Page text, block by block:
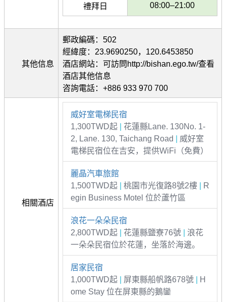
禮拜日 08:00–21:00
其他信息
郵政編碼：502
經緯度：23.9690250，120.6453850
酒店網站：可訪問http://bishan.ego.tw/查看
酒店其他信息
咨詢電話：+886 933 970 700
相關酒店
威好室電梯民宿
1,300TWD起
花蓮縣Lane. 130No. 1-
2, Lane. 130, Taichang Road
威好室
電梯民宿位在吉安，提供WiFi（免費）
麗晶汽車旅館
1,500TWD起
桃園市光復路8號2樓
R
egin Business Motel 位於蘆竹區
浪花一朵朵民宿
2,800TWD起
花蓮縣鹽寮76號
浪花
一朵朵民宿位於花蓮，坐落於海邊。
居家民宿
1,000TWD起
屏東縣船帆路678號
H
ome Stay 位在屏東縣的鵝鑾